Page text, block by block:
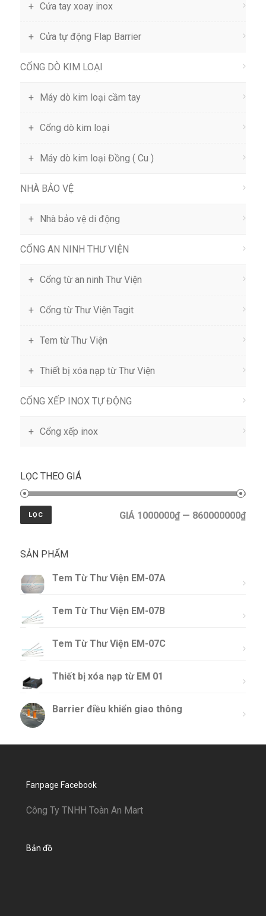
Cửa tay xoay inox
Cửa tự động Flap Barrier
CỔNG DÒ KIM LOẠI
Máy dò kim loại cầm tay
Cổng dò kim loại
Máy dò kim loại Đồng ( Cu )
NHÀ BẢO VỆ
Nhà bảo vệ di động
CỔNG AN NINH THƯ VIỆN
Cổng từ an ninh Thư Viện
Cổng từ Thư Viện Tagit
Tem từ Thư Viện
Thiết bị xóa nạp từ Thư Viện
CỔNG XẾP INOX TỰ ĐỘNG
Cổng xếp inox
LỌC THEO GIÁ
LỌC GIÁ 1000000₫ — 860000000₫
SẢN PHẨM
Tem Từ Thư Viện EM-07A
Tem Từ Thư Viện EM-07B
Tem Từ Thư Viện EM-07C
Thiết bị xóa nạp từ EM 01
Barrier điều khiển giao thông
Fanpage Facebook
Công Ty TNHH Toàn An Mart
Bản đồ